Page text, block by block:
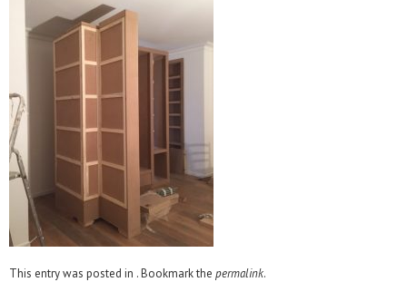
This entry was posted in . Bookmark the permalink.